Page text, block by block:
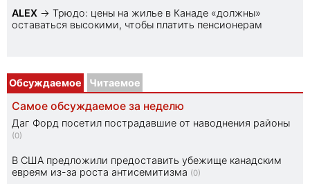
ALEX → Трюдо: цены на жилье в Канаде «должны»
оставаться высокими, чтобы платить пенсионерам
Обсуждаемое Читаемое
Самое обсуждаемое за неделю
Даг Форд посетил пострадавшие от наводнения районы
(0)
В США предложили предоставить убежище канадским
евреям из-за роста антисемитизма (0)